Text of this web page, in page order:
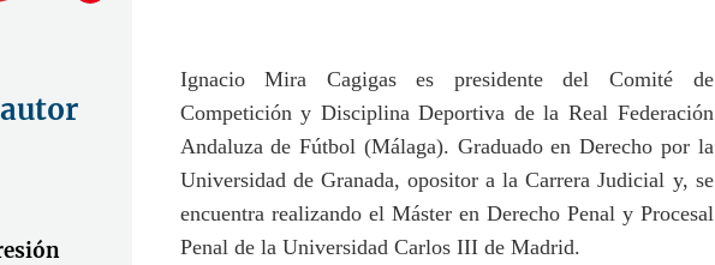
IgnacioMira Cagigas es presidente del Comité de
Competición y Disciplina Deportiva de la Real Federación
Andaluza de Fútbol (Málaga). Graduado en Derecho por la
Universidad de Granada, opositor a la Carrera Judicial y, se
encuentra realizando el Máster en Derecho Penal y Procesal
Penal de la Universidad Carlos III de Madrid.